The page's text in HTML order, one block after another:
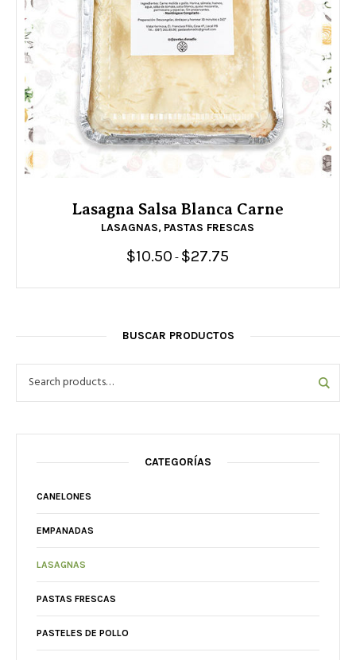
Lasagna Salsa Blanca Carne
LASAGNAS, PASTAS FRESCAS
$10.50 - $27.75
$27.75
BUSCAR PRODUCTOS
CATEGORÍAS
CANELONES
EMPANADAS
LASAGNAS
PASTAS FRESCAS
PASTELES DE POLLO